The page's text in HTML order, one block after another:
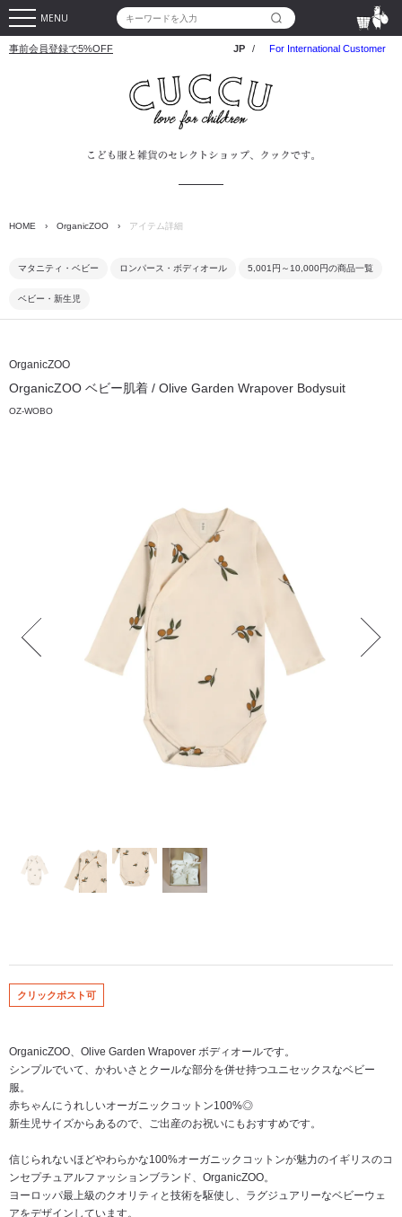
MENU
事前会員登録で5%OFF JP / For International Customer
HOME › OrganicZOO › アイテム詳細
マタニティ・ベビー ロンパース・ボディオール 5,001円～10,000円の商品一覧
ベビー・新生児
OrganicZOO
OrganicZOO ベビー肌着 / Olive Garden Wrapover Bodysuit
OZ-WOBO
クリックポスト可
OrganicZOO、Olive Garden Wrapover ボディオールです。
シンプルでいて、かわいさとクールな部分を併せ持つユニセックスなベビー
服。
赤ちゃんにうれしいオーガニックコットン100%◎
新生児サイズからあるので、ご出産のお祝いにもおすすめです。
信じられないほどやわらかな100%オーガニックコットンが魅力のイギリスのコ
ンセプチュアルファッションブランド、OrganicZOO。
ヨーロッパ最上級のクオリティと技術を駆使し、ラグジュアリーなベビーウェ
アをデザインしています。